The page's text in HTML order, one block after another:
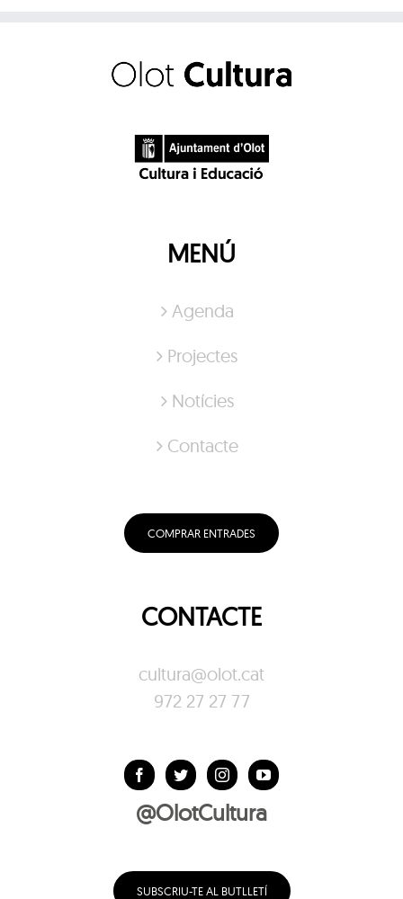
MENÚ
Agenda
Projectes
Notícies
Contacte
COMPRAR ENTRADES
CONTACTE
cultura@olot.cat
972 27 27 77
@OlotCultura
SUBSCRIU-TE AL BUTLLETÍ